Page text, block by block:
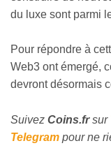
du luxe sont parmi
Pour répondre à
Web3 ont émergé,
devront désormais
Suivez Coins.frsur
Telegram pour ne